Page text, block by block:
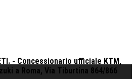
- Concessionario ufficiale KTM,
a Roma, Via Tiburtina 864/866